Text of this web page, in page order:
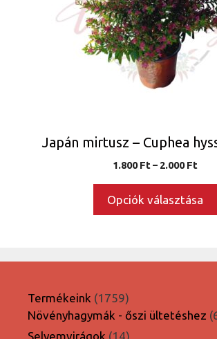
Japán mirtusz – Cuphea
1.800Ft – 2.000Ft
Opciók választása
Termékeink 17591759
termék
Növényhagymák - őszi ültetéshez
Selyemvirágok 1414